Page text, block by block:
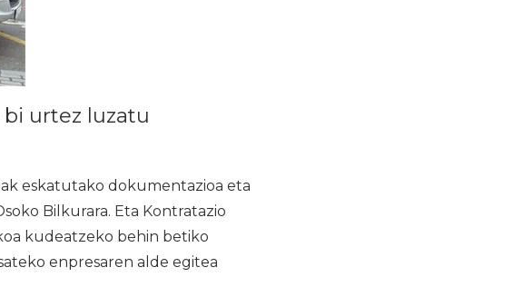
urtez luzatu
eskatutako dokumentazioa eta
Bilkurara. Eta Kontratazio
kudeatzeko behin betiko
enpresaren alde egitea